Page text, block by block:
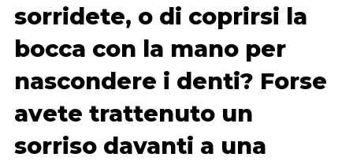
sorridete, o di coprirsi la
bocca con la mano per
nascondere i denti? Forse
avete trattenuto un
sorriso davanti a una